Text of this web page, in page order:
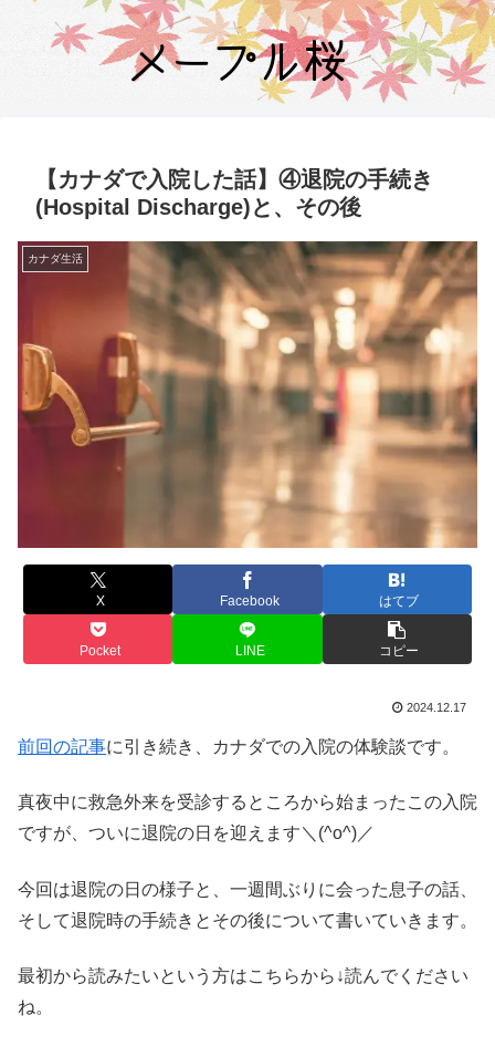
【カナダで入院した話】④退院の手続き
(Hospital Discharge)と、その後
カナダ生活
X Facebook はてブ
Pocket LINE コピー
2024.12.17
前回の記事に引き続き、カナダでの入院の体験談です。
真夜中に救急外来を受診するところから始まったこの入院
ですが、ついに退院の日を迎えます＼(^o^)／
今回は退院の日の様子と、一週間ぶりに会った息子の話、
そして退院時の手続きとその後について書いていきます。
最初から読みたいという方はこちらから↓読んでください
ね。